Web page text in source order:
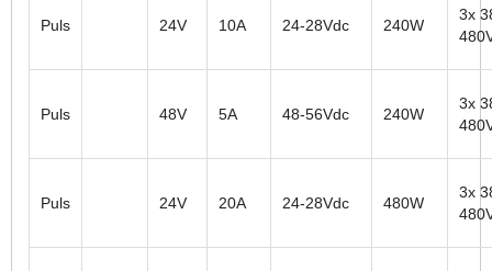
Puls 24V 10A 24-28Vdc 240W
3x
Puls 48V 5A 48-56Vdc 240W
3x
Puls 24V 20A 24-28Vdc 480W
3x